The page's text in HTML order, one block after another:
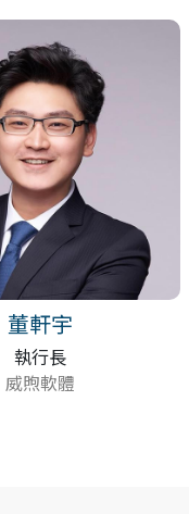
董軒宇
執行長
威煦軟體